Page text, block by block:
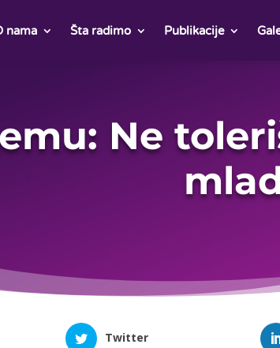
nama Šta radimo Publikacije
Ne
Twitter